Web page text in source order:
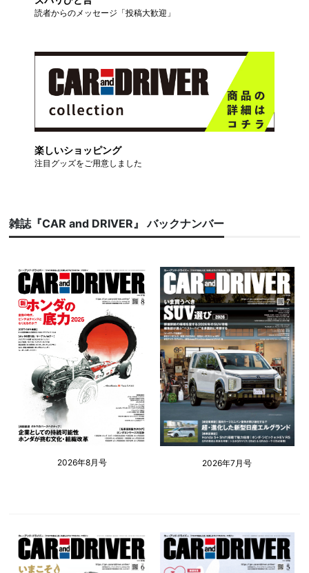
読者からのメッセージ「投稿大歓迎」
楽しいショッピング
注目グッズをご用意しました
雑誌『CAR and DRIVER』 バックナンバー
2026年8月号 2026年7月号